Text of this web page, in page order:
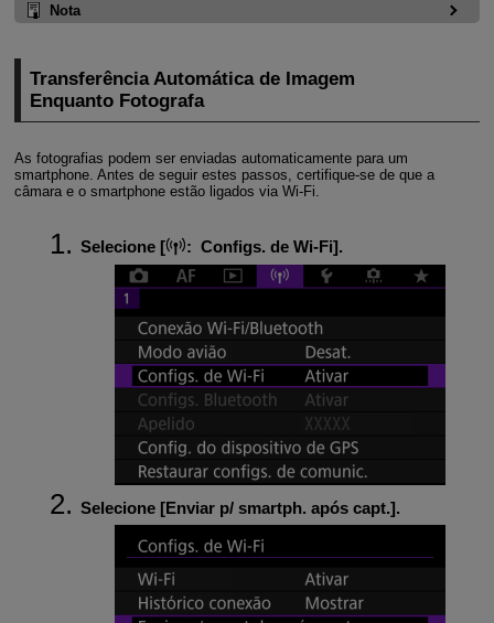
Nota
Transferência Automática de Imagem
Enquanto Fotografa
As fotografias podem ser enviadas automaticamente para um
smartphone. Antes de seguir estes passos, certifique-se de que a
câmara e o smartphone estão ligados via Wi-Fi
Selecione [ : Configs. de Wi-Fi].
Selecione [Enviar p/ smartph. após capt.].